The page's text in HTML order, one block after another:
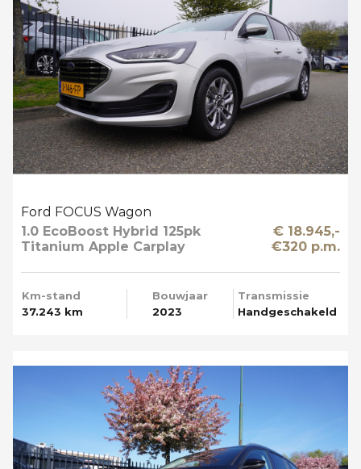
Ford FOCUS Wagon
1.0 EcoBoost Hybrid 125pk
Titanium Apple Carplay
€ 18.945,-
€320 p.m.
Km-stand
37.243 km
Bouwjaar
2023
Transmissie
Handgeschakeld